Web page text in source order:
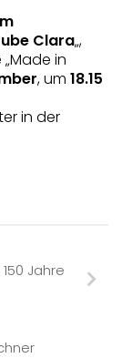
Clara„,
in
, um 18.15
in der
Jahre